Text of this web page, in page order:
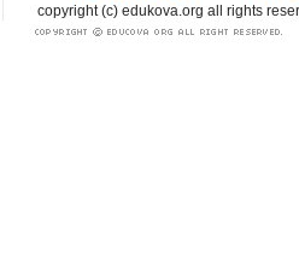
copyright (c) edukova.org all rights